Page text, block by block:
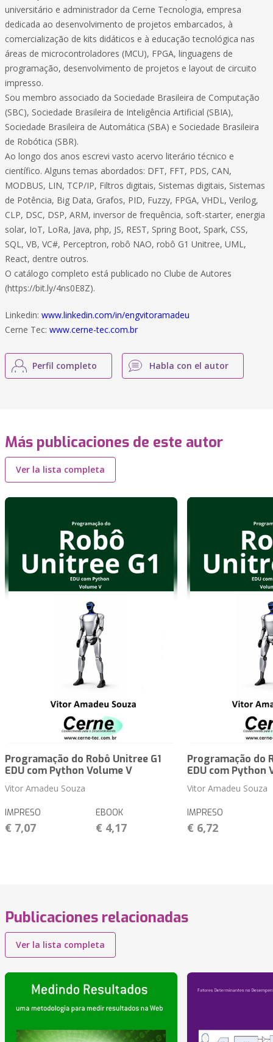
universitário e administrador da Cerne Tecnologia, empresa
dedicada ao desenvolvimento de projetos embarcados, à
comercialização de kits didáticos e à educação tecnológica nas
áreas de microcontroladores (MCU), FPGA, linguagens de
programação, desenvolvimento de projetos e layout de circuito
impresso.
Sou membro associado da Sociedade Brasileira de Computação
(SBC), Sociedade Brasileira de Inteligência Artificial (SBIA),
Sociedade Brasileira de Automática (SBA) e Sociedade Brasileira
de Robótica (SBR).
Ao longo dos anos escrevi vasto acervo literário técnico e
científico. Alguns temas abordados: DFT, FFT, PDS, CAN,
MODBUS, LIN, TCP/IP, Filtros digitais, Sistemas digitais, Sistemas
de Potência, Big Data, Grafos, PID, Fuzzy, FPGA, VHDL, Verilog,
CLP, DSC, DSP, ARM, inversor de frequência, soft-starter, energia
solar, IoT, LoRa, Java, php, JS, REST, Spring Boot, Spark, CSS,
SQL, VB, VC#, Perceptron, robô NAO, robô G1 Unitree, UML,
React, dentre outros.
O catálogo completo está publicado no Clube de Autores
(https://bit.ly/4ns0E8Z).
Linkedin: www.linkedin.com/in/engvitoramadeu
Cerne Tec: www.cerne-tec.com.br
Perfil completo Habla con el autor
Más publicaciones de este autor
Ver la lista completa
Programação do Robô Unitree G1
EDU com Python Volume V
Vitor Amadeu Souza
IMPRESO
€ 7,07
EBOOK
€ 4,17
Programação do
EDU com Python
Vitor Amadeu Souza
IMPRESO
€ 6,72
Publicaciones relacionadas
Ver la lista completa